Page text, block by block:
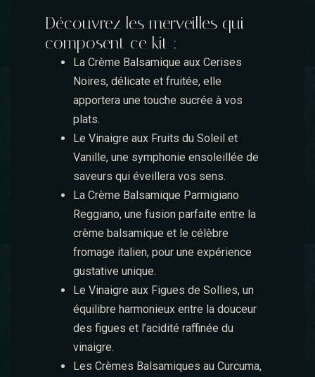
Découvrez les merveilles qui
composent ce kit :
La Crème Balsamique aux Cerises
Noires, délicate et fruitée, elle
apportera une touche sucrée à vos
plats.
Le Vinaigre aux Fruits du Soleil et
Vanille, une symphonie ensoleillée de
saveurs qui éveillera vos sens.
La Crème Balsamique Parmigiano
Reggiano, une fusion parfaite entre la
crème balsamique et le célèbre
fromage italien, pour une expérience
gustative unique.
Le Vinaigre aux Figues de Sollies, un
équilibre harmonieux entre la douceur
des figues et l’acidité raffinée du
vinaigre.
Les Crèmes Balsamiques au Curcuma,